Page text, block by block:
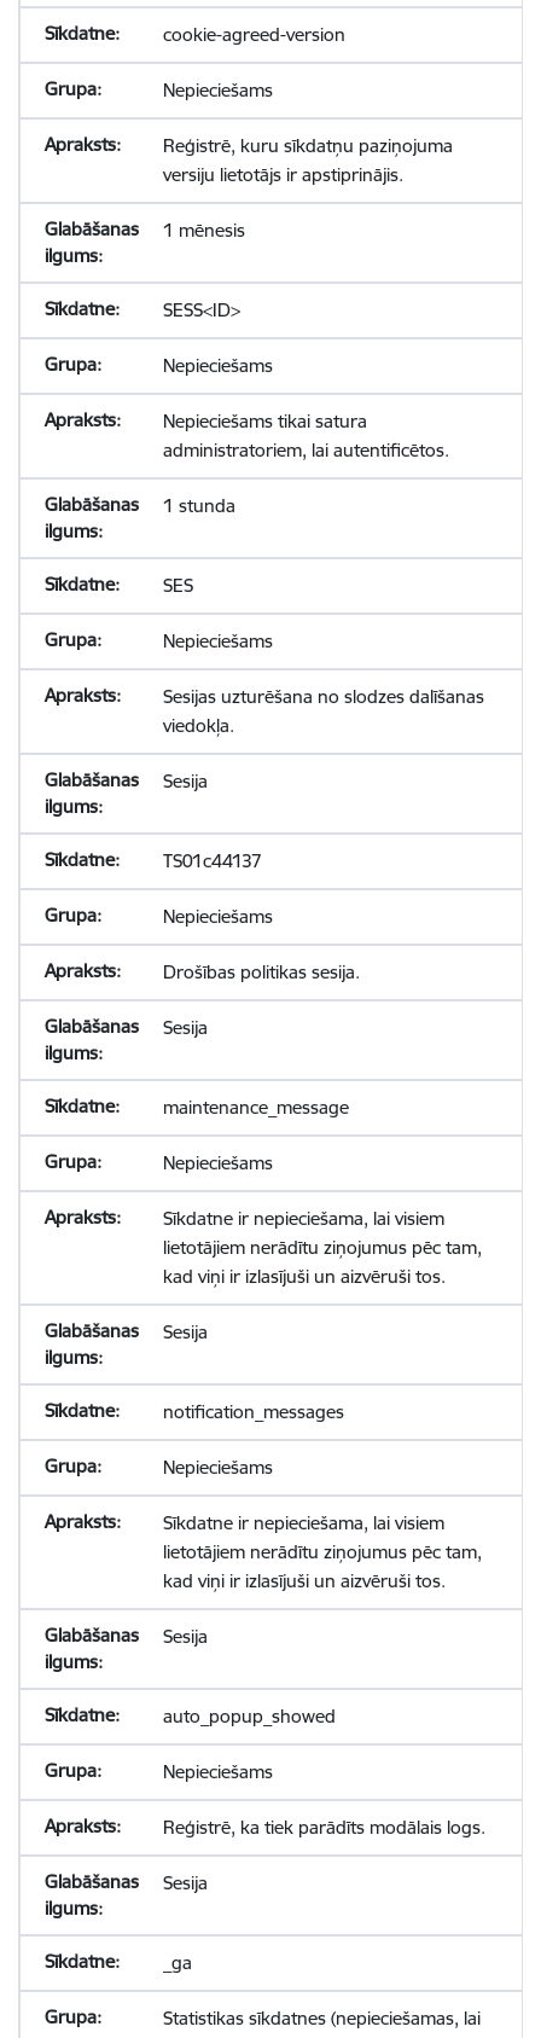
cookie-agreed-version
Nepieciešams
Reģistrē, kuru sīkdatņu paziņojuma
versiju lietotājs ir apstiprinājis.
1 mēnesis
SESS<ID>
Nepieciešams
Nepieciešams tikai satura
administratoriem, lai autentificētos.
1 stunda
SES
Nepieciešams
Sesijas uzturēšana no slodzes dalīšanas
viedokļa.
Sesija
TS01c44137
Nepieciešams
Drošības politikas sesija.
Sesija
maintenance_message
Nepieciešams
Sīkdatne ir nepieciešama, lai visiem
lietotājiem nerādītu ziņojumus pēc tam,
kad viņi ir izlasījuši un aizvēruši tos.
Sesija
notification_messages
Nepieciešams
Sīkdatne ir nepieciešama, lai visiem
lietotājiem nerādītu ziņojumus pēc tam,
kad viņi ir izlasījuši un aizvēruši tos.
Sesija
auto_popup_showed
Nepieciešams
Reģistrē, ka tiek parādīts modālais logs.
Sesija
_ga
Statistikas sīkdatnes (nepieciešamas, lai